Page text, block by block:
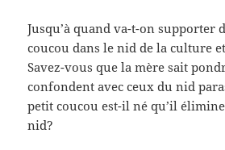
Jusqu’à quand va-t-on supporter
coucou dans le nid de la culture
Savez-vous que la mère sait
confondent avec ceux du nid
petit coucou est-il né qu’il
nid?